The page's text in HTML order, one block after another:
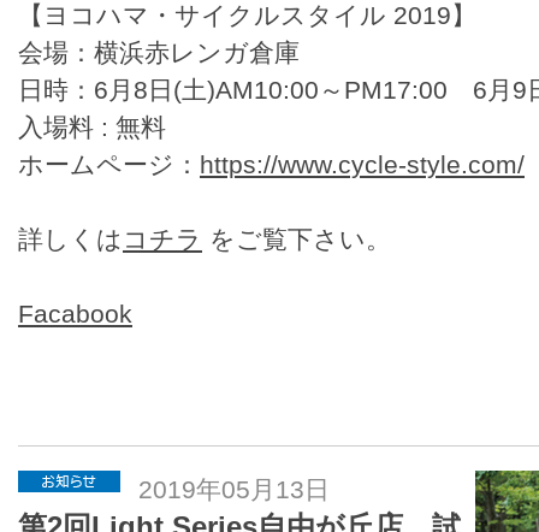
【ヨコハマ・サイクルスタイル 2019】
会場：横浜赤レンガ倉庫
日時：6月8日(土)AM10:00～PM17:00 6月9
入場料 : 無料
ホームページ： https://www.cycle-style.com/
詳しくは コチラ をご覧下さい。
Facabook
2019年05月13日